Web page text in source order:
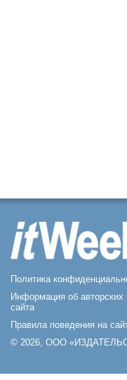
Политика
Информация об авторских
сайта
Правила поведения на
© 2026, ООО